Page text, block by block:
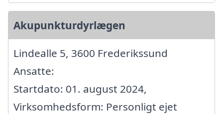
Akupunkturdyrlægen
Lindealle 5, 3600 Frederikssund
Ansatte:
Startdato: 01. august 2024,
Virksomhedsform: Personligt ejet